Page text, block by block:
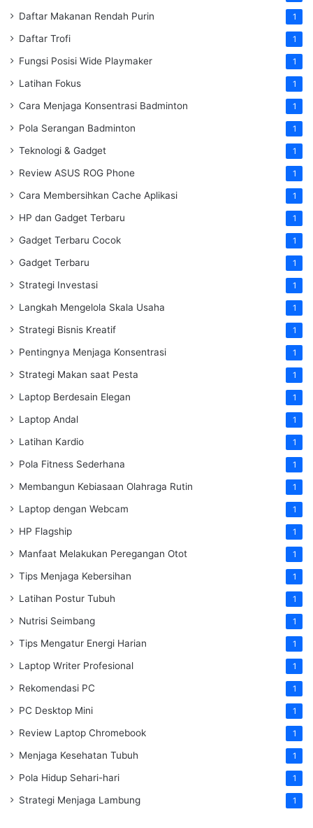
Daftar Makanan Rendah Purin 1
Daftar Trofi 1
Fungsi Posisi Wide Playmaker 1
Latihan Fokus 1
Cara Menjaga Konsentrasi Badminton 1
Pola Serangan Badminton 1
Teknologi & Gadget 1
Review ASUS ROG Phone 1
Cara Membersihkan Cache Aplikasi 1
HP dan Gadget Terbaru 1
Gadget Terbaru Cocok 1
Gadget Terbaru 1
Strategi Investasi 1
Langkah Mengelola Skala Usaha 1
Strategi Bisnis Kreatif 1
Pentingnya Menjaga Konsentrasi 1
Strategi Makan saat Pesta 1
Laptop Berdesain Elegan 1
Laptop Andal 1
Latihan Kardio 1
Pola Fitness Sederhana 1
Membangun Kebiasaan Olahraga Rutin 1
Laptop dengan Webcam 1
HP Flagship 1
Manfaat Melakukan Peregangan Otot 1
Tips Menjaga Kebersihan 1
Latihan Postur Tubuh 1
Nutrisi Seimbang 1
Tips Mengatur Energi Harian 1
Laptop Writer Profesional 1
Rekomendasi PC 1
PC Desktop Mini 1
Review Laptop Chromebook 1
Menjaga Kesehatan Tubuh 1
Pola Hidup Sehari-hari 1
Strategi Menjaga Lambung 1